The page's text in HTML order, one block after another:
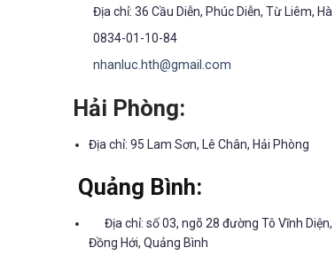
Địa chỉ: 36 Cầu Diễn, Phúc Diễn, Từ Liêm, Hà
0834-01-10-84
nhanluc.hth@gmail.com
Hải Phòng:
Địa chỉ: 95 Lam Sơn, Lê Chân, Hải Phòng
Quảng Bình:
Địa chỉ: số 03, ngõ 28 đường Tô Vĩnh Diện,
Đồng Hới, Quảng Bình